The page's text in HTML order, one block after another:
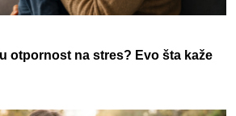
otpornost na stres? Evo šta kaže